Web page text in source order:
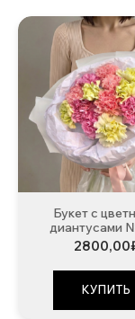
Букет с
диантусами
2800,00
КУПИТЬ